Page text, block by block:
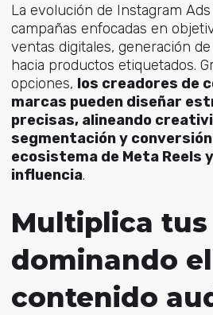
La evolución de Instagram
campañas enfocadas en
ventas digitales, generación
hacia productos etiquetados.
opciones, los creadores de
marcas pueden diseñar
precisas, alineando
segmentación y
ecosistema de Meta Reels
influencia.
Multiplica
dominando el
contenido